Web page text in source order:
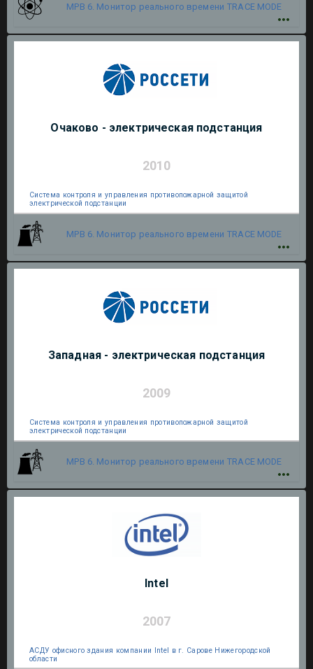
МРВ 6. Монитор реального времени TRACE MODE
Очаково - электрическая подстанция
2010
Система контроля и управления противопожарной защитой
электрической подстанции
МРВ 6. Монитор реального времени TRACE MODE
Западная - электрическая подстанция
2009
Система контроля и управления противопожарной защитой
электрической подстанции
МРВ 6. Монитор реального времени TRACE MODE
Intel
2007
АСДУ офисного здания компании Intel в г. Сарове Нижегородской
области